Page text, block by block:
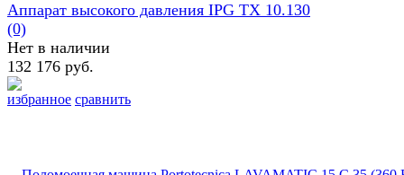
избранное сравнить
Аппарат высокого давления IPG TX 10.130
(0)
Нет в наличии
132 176 руб.